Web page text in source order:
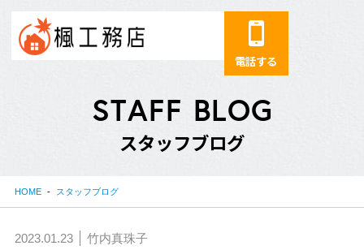
電話する
STAFF BLOG
スタッフブログ
HOME スタッフブログ
2023.01.23 竹内真珠子